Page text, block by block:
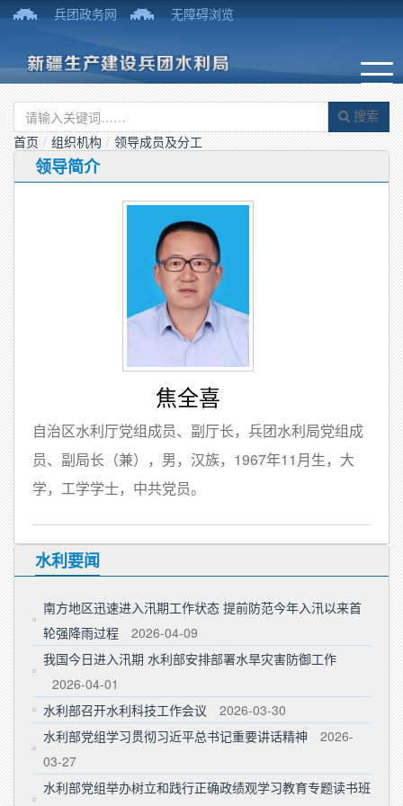
兵团政务网 无障碍浏览
搜索
首页 / 组织机构 / 领导成员及分工
领导简介
焦全喜
自治区水利厅党组成员、副厅长，兵团水利局党组成
员、副局长（兼），男，汉族， 1967年11月生，大
学，工学学士，中共党员。
水利要闻
南方地区迅速进入汛期工作状态 提前防范今年入汛以来首
轮强降雨过程
2026-04-09
我国今日进入汛期 水利部安排部署水旱灾害防御工作
2026-04-01
水利部召开水利科技工作会议
2026-03-30
水利部党组学习贯彻习近平总书记重要讲话精神
2026-
03-27
水利部党组举办树立和践行正确政绩观学习教育专题读书班